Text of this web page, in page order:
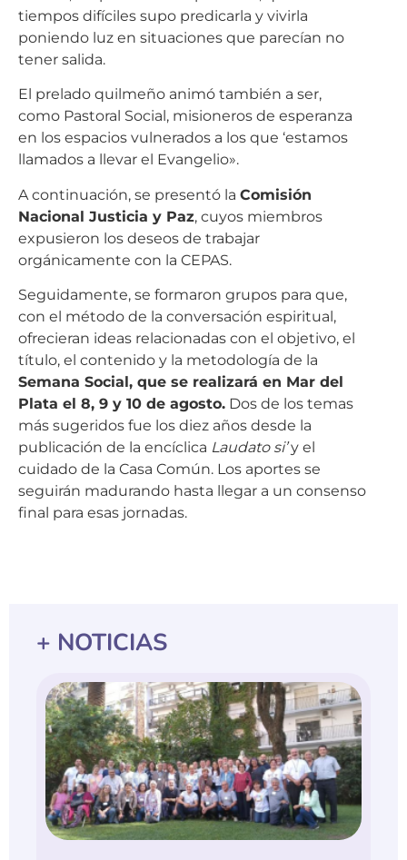
tiempos difíciles supo predicarla y vivirla
poniendo luz en situaciones que parecían no
tener salida.
El prelado quilmeño animó también a ser,
como Pastoral Social, misioneros de esperanza
en los espacios vulnerados a los que ‘estamos
llamados a llevar el Evangelio».
A continuación, se presentó la Comisión
Nacional Justicia y Paz , cuyos miembros
expusieron los deseos de trabajar
orgánicamente con la CEPAS.
Seguidamente, se formaron grupos para que,
con el método de la conversación espiritual,
ofrecieran ideas relacionadas con el objetivo, el
título, el contenido y la metodología de la
Semana Social, que se realizará en Mar del
Plata el 8, 9 y 10 de agosto. Dos de los temas
más sugeridos fue los diez años desde la
publicación de la encíclica Laudato si’y el
cuidado de la Casa Común. Los aportes se
seguirán madurando hasta llegar a un consenso
final para esas jornadas.
+ NOTICIAS